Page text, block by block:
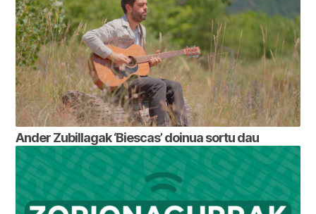
Ander Zubillagak ‘Biescas’ doinua sortu dau